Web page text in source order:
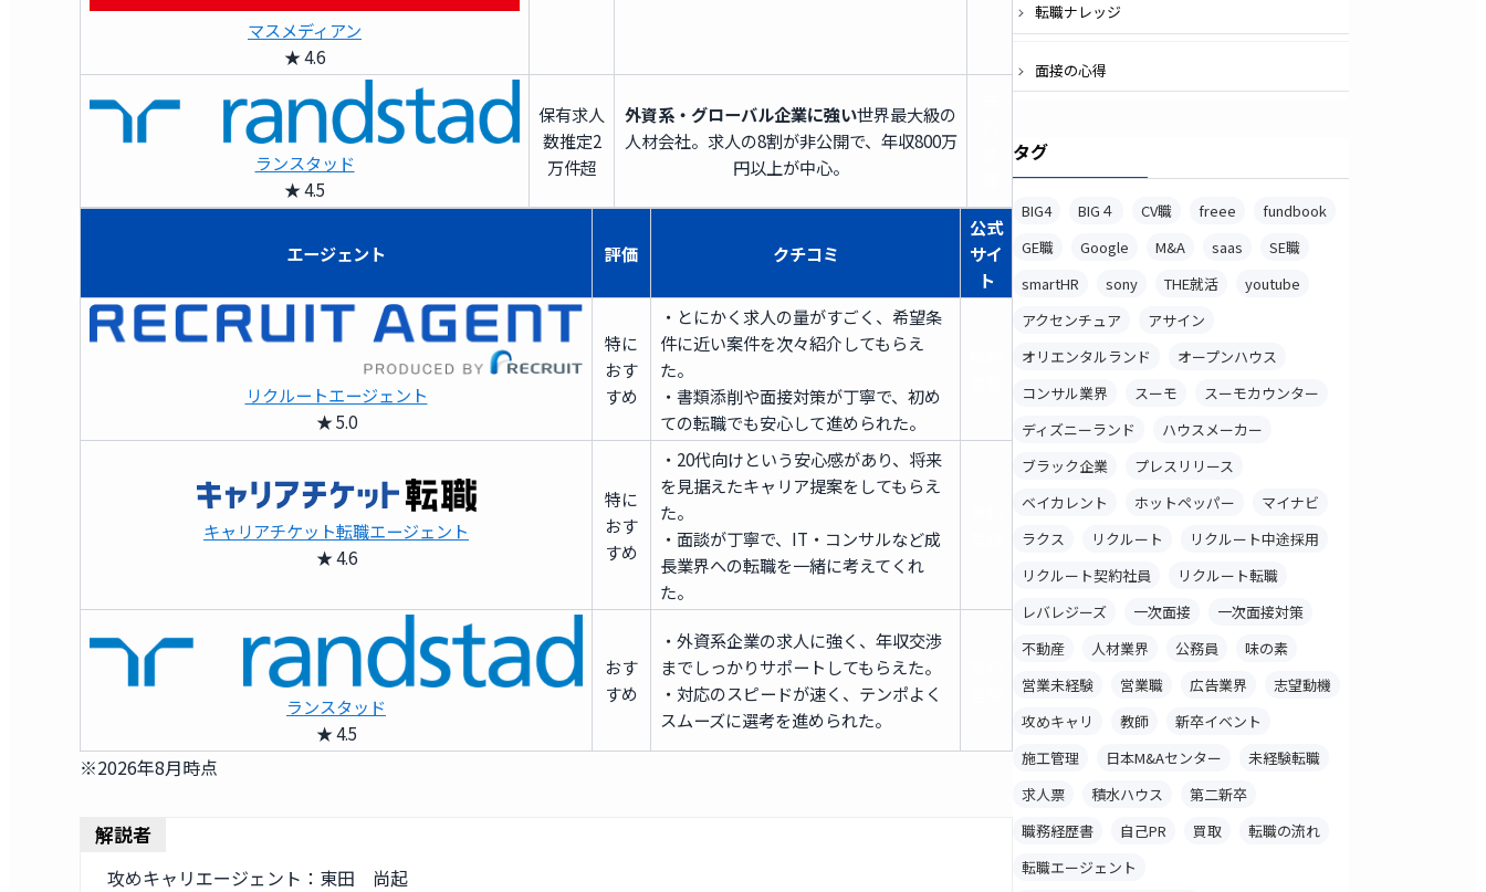
マスメディアン
★ 4.6
ランスタッド
★ 4.5
保有求人
数推定2
万件超
外資系・グローバル企業に強い世界最大級の
人材会社。求人の8割が非公開で、年収800万
円以上が中心。
エージェント 評価 クチコミ
公式
サイ
ト
リクルートエージェント
★ 5.0
特に
おす
すめ
・とにかく求人の量がすごく、希望条
件に近い案件を次々紹介してもらえ
た。
・書類添削や面接対策が丁寧で、初め
ての転職でも安心して進められた。
キャリアチケット転職エージェント
★ 4.6
特に
おす
すめ
・20代向けという安心感があり、将来
を見据えたキャリア提案をしてもらえ
た。
・面談が丁寧で、IT・コンサルなど成
長業界への転職を一緒に考えてくれ
た。
ランスタッド
★ 4.5
おす
すめ
・外資系企業の求人に強く、年収交渉
までしっかりサポートしてもらえた。
・対応のスピードが速く、テンポよく
スムーズに選考を進められた。
※2026年8月時点
解説者
攻めキャリエージェント：東田 尚起
転職ナレッジ
面接の心得
タグ
BIG4 BIG４ CV職 freee
fundbook
GE職
Google M&A saas
SE職
smartHR
sony THE就活
youtube
アクセンチュア
アサイン
オリエンタルランド
オープンハウス
コンサル業界
スーモ
スーモカウンター
ディズニーランド
ハウスメーカー
ブラック企業
プレスリリース
ベイカレント
ホットペッパー
マイナビ
ラクス
リクルート
リクルート中途採用
リクルート契約社員
リクルート転職
レバレジーズ
一次面接
一次面接対策
不動産
人材業界 公務員
味の素
営業未経験
営業職 広告業界
志望動機
攻めキャリ
教師
新卒イベント
施工管理
日本M&Aセンター
未経験転職
求人票
積水ハウス
第二新卒
職務経歴書
自己PR 買取
転職の流れ
転職エージェント